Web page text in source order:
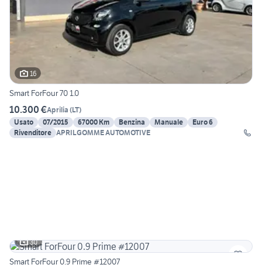
16
Smart ForFour 70 1.0
10.300 €Aprilia (LT)
Usato
07/2015 67000 Km Benzina Manuale
Euro 6
Rivenditore APRILGOMME AUTOMOTIVE
30
Smart ForFour 0.9 Prime #12007